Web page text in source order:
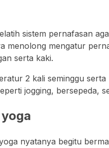
sistem pernafasan
menolong mengatur
serta kaki.
2 kali seminggu
jogging, bersepeda,
nyatanya begitu